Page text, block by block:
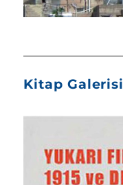
Kitap Galerisi